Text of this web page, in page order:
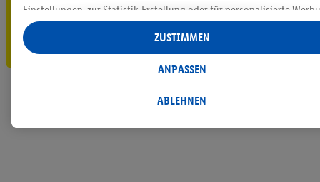
Jetzt zum Newsletter anmelden
Gutschein sichern!
Einstellungen, zur Statistik-Erstellung oder für personalisierte
innerhalb und außerhalb der Lidl-Dienste verwendet.
Datenverarbeitungen für personalisierte Werbung werden
Ausspielung von Werbung außerhalb der Lidl-Dienste über die Ihnen
und Ihren Haushaltsangehörigen zugeordneten Endgeräte zu
werden für diese Zwecke auch Daten aus Ihrem Filial-Kaufverhalten
ABLEHNEN
ANPASSEN
ZUSTIMMEN